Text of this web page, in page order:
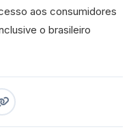
aos consumidores
o brasileiro